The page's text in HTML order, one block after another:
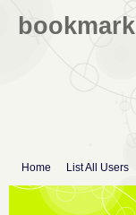
bookmark
Home List All Users